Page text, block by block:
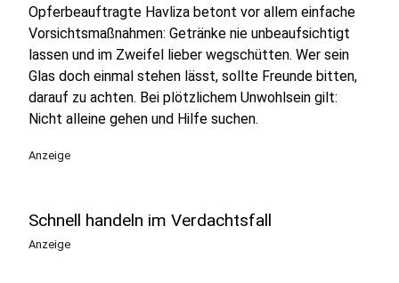
Opferbeauftragte Havliza betont vor allem einfache
Vorsichtsmaßnahmen: Getränke nie unbeaufsichtigt
lassen und im Zweifel lieber wegschütten. Wer sein
Glas doch einmal stehen lässt, sollte Freunde bitten,
darauf zu achten. Bei plötzlichem Unwohlsein gilt:
Nicht alleine gehen und Hilfe suchen.
Anzeige
Schnell handeln im Verdachtsfall
Anzeige